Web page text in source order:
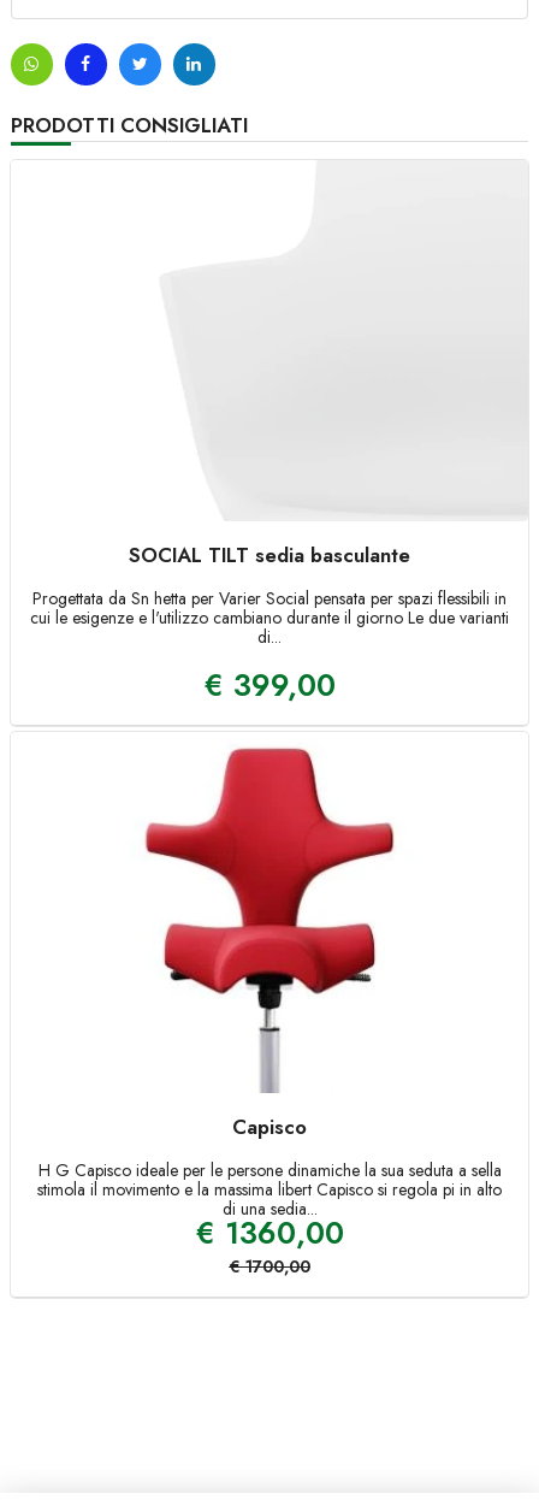
PRODOTTI CONSIGLIATI
SOCIAL TILT sedia basculante
Progettata da Sn hetta per Varier Social pensata per spazi flessibili in
cui le esigenze e l'utilizzo cambiano durante il giorno Le due varianti
di...
€ 399,00
Capisco
H G Capisco ideale per le persone dinamiche la sua seduta a sella
stimola il movimento e la massima libert Capisco si regola pi in alto
di una sedia...
€ 1360,00
€ 1700,00